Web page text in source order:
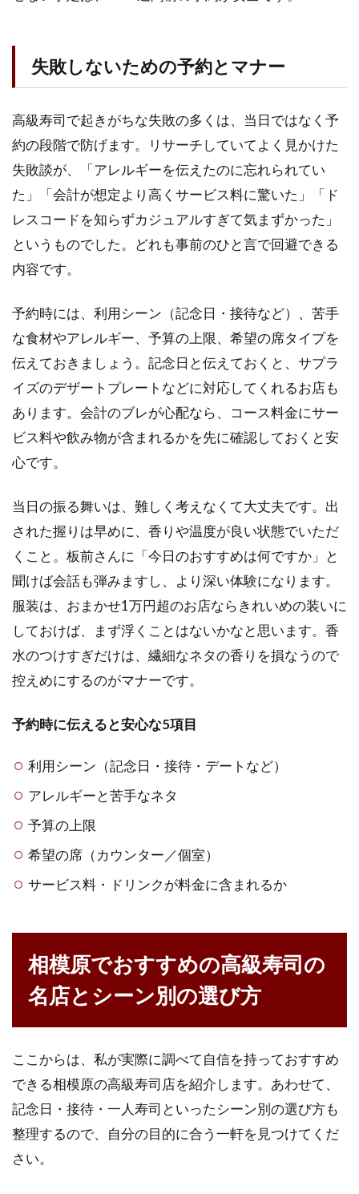
失敗しないための予約とマナー
高級寿司で起きがちな失敗の多くは、当日ではなく予
約の段階で防げます。リサーチしていてよく見かけた
失敗談が、「アレルギーを伝えたのに忘れられてい
た」「会計が想定より高くサービス料に驚いた」「ド
レスコードを知らずカジュアルすぎて気まずかった」
というものでした。どれも事前のひと言で回避できる
内容です。
予約時には、利用シーン（記念日・接待など）、苦手
な食材やアレルギー、予算の上限、希望の席タイプを
伝えておきましょう。記念日と伝えておくと、サプラ
イズのデザートプレートなどに対応してくれるお店も
あります。会計のブレが心配なら、コース料金にサー
ビス料や飲み物が含まれるかを先に確認しておくと安
心です。
当日の振る舞いは、難しく考えなくて大丈夫です。出
された握りは早めに、香りや温度が良い状態でいただ
くこと。板前さんに「今日のおすすめは何ですか」と
聞けば会話も弾みますし、より深い体験になります。
服装は、おまかせ1万円超のお店ならきれいめの装いに
しておけば、まず浮くことはないかなと思います。香
水のつけすぎだけは、繊細なネタの香りを損なうので
控えめにするのがマナーです。
予約時に伝えると安心な5項目
利用シーン（記念日・接待・デートなど）
アレルギーと苦手なネタ
予算の上限
希望の席（カウンター／個室）
サービス料・ドリンクが料金に含まれるか
相模原でおすすめの高級寿司の
名店とシーン別の選び方
ここからは、私が実際に調べて自信を持っておすすめ
できる相模原の高級寿司店を紹介します。あわせて、
記念日・接待・一人寿司といったシーン別の選び方も
整理するので、自分の目的に合う一軒を見つけてくだ
さい。